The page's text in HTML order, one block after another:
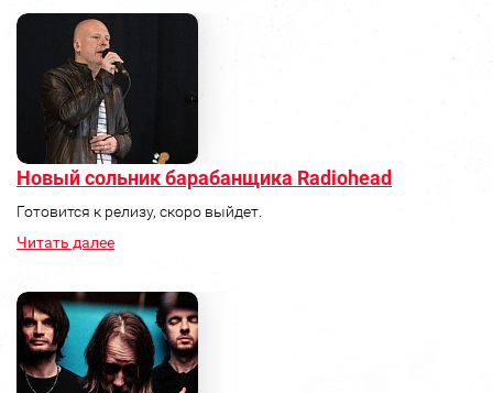
Новый сольник барабанщика Radiohead
Готовится к релизу, скоро выйдет.
Читать далее